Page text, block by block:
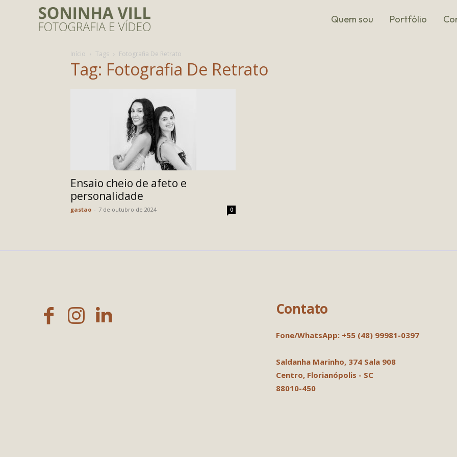
Quem sou Portfólio
Início Tags Fotografia De Retrato
Tag: Fotografia De Retrato
Ensaio cheio de afeto e
personalidade
gastao 7 de outubro de 2024 0
Contato
Fone/WhatsApp: +55 (48) 99981-0397
Saldanha Marinho, 374 Sala 908
Centro, Florianópolis - SC
88010-450